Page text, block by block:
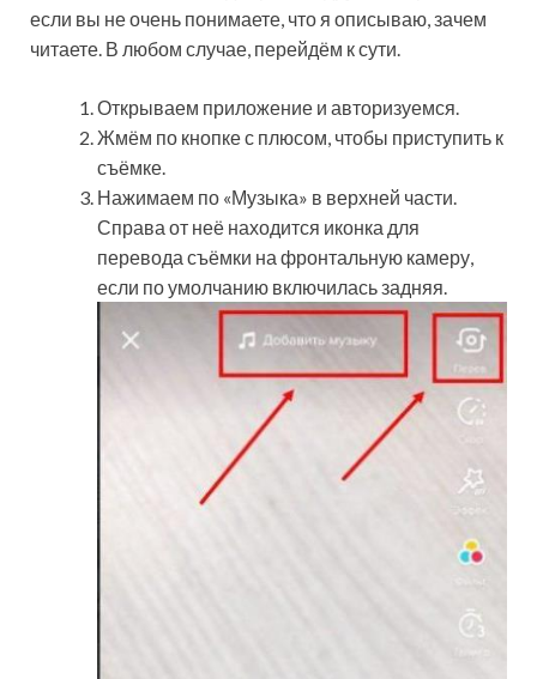
если вы не очень понимаете, что я описываю, зачем
читаете. В любом случае, перейдём к сути.
Открываем приложение и авторизуемся.
Жмём по кнопке с плюсом, чтобы приступить к
съёмке.
Нажимаем по «Музыка» в верхней части.
Справа от неё находится иконка для
перевода съёмки на фронтальную камеру,
если по умолчанию включилась задняя.